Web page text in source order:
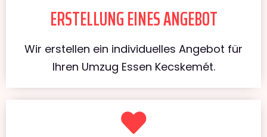
ERSTELLUNG EINES ANGEBOT
Wir erstellen ein individuelles Angebot für
Ihren Umzug Essen Kecskemét.